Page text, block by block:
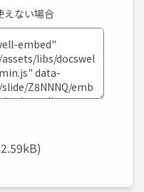
えない場合